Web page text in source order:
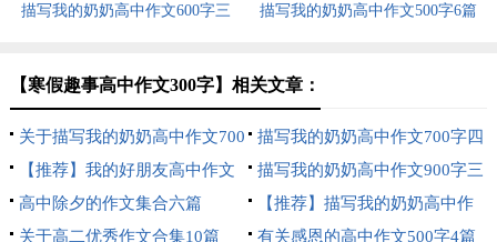
描写我的奶奶高中作文600字三
描写我的奶奶高中作文500字6篇
【寒假趣事高中作文300字】相关文章：
关于描写我的奶奶高中作文700
字三篇
描写我的奶奶高中作文700字四
篇
【推荐】我的好朋友高中作文
400字4篇
描写我的奶奶高中作文900字三
篇
高中除夕的作文集合六篇
【推荐】描写我的奶奶高中作
文700字四篇
关于高二优秀作文合集10篇 有关感恩的高中作文500字4篇